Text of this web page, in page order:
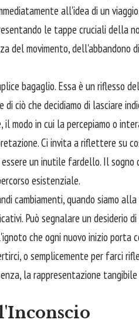
all'idea di un
le tappe cruciali della
del movimento, dell'abbandono
bagaglio. Essa è un riflesso
ciò che decidiamo di lasciare
modo in cui la percepiamo o
Ci invita a riflettere su
essere un inutile fardello. Il sogno
esistenziale.
cambiamenti, quando siamo
Può segnalare un desiderio di
che ogni nuovo inizio porta
o semplicemente per farci
la rappresentazione